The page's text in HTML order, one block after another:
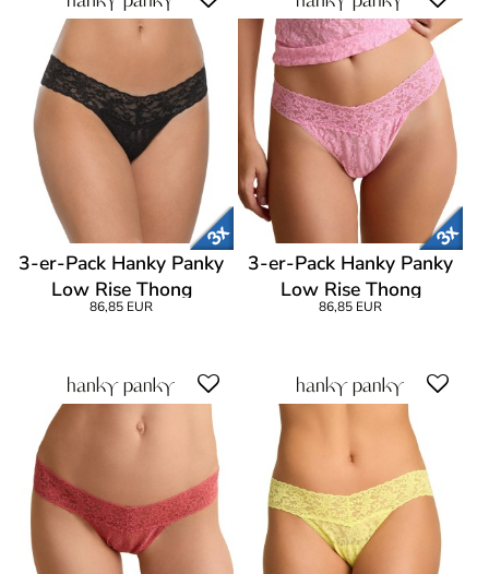
3-er-Pack Hanky Panky
Low Rise Thong
86,85 EUR
3-er-Pack Hanky Panky
Low Rise Thong
86,85 EUR